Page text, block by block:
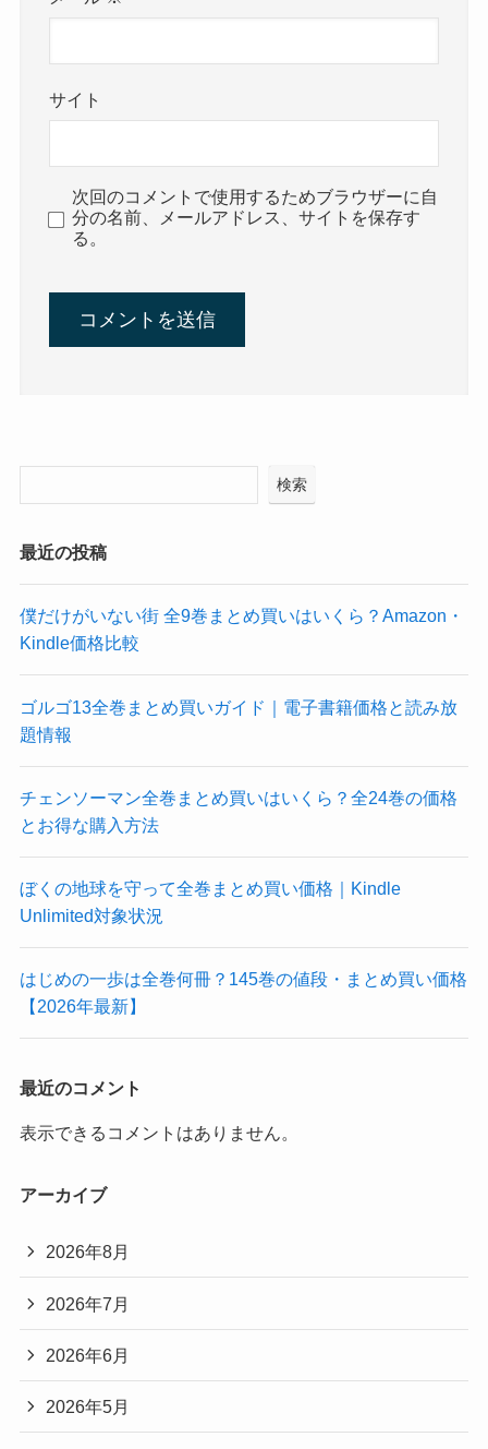
サイト
次回のコメントで使用するためブラウザーに自
分の名前、メールアドレス、サイトを保存す
る。
検索
最近の投稿
僕だけがいない街 全9巻まとめ買いはいくら？Amazon・
Kindle価格比較
ゴルゴ13全巻まとめ買いガイド｜電子書籍価格と読み放
題情報
チェンソーマン全巻まとめ買いはいくら？全24巻の価格
とお得な購入方法
ぼくの地球を守って全巻まとめ買い価格｜Kindle
Unlimited対象状況
はじめの一歩は全巻何冊？145巻の値段・まとめ買い価格
【2026年最新】
最近のコメント
表示できるコメントはありません。
アーカイブ
2026年8月
2026年7月
2026年6月
2026年5月